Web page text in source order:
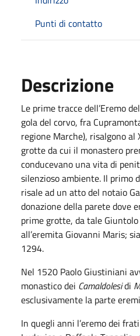
Punti di contatto
Descrizione
Le prime tracce dell’Eremo
gola del corvo, fra
regione Marche), risalgono al
grotte da cui il monastero
conducevano una vita di
silenzioso ambiente. Il primo
risale ad un atto del notaio
donazione della parete dove
prime grotte, da tale Giuntolo
all’eremita Giovanni Maris;
1294.
Nel 1520 Paolo Giustiniani
monastico dei Camaldolesidi
esclusivamente la parte
In quegli anni l’eremo dei